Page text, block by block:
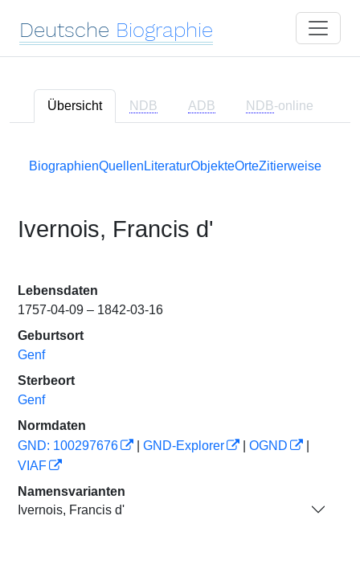
Deutsche Biographie
Übersicht NDB ADB NDB-online
BiographienQuellen LiteraturObjekteOrteZitierweise
Ivernois, Francis d'
Lebensdaten
1757-04-09 – 1842-03-16
Geburtsort
Genf
Sterbeort
Genf
Normdaten
GND: 100297676
GND-Explorer OGND
VIAF
Namensvarianten
Ivernois, Francis d'